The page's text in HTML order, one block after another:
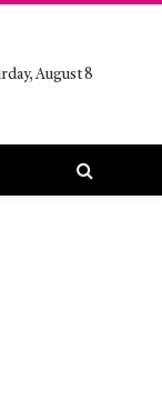
August 8